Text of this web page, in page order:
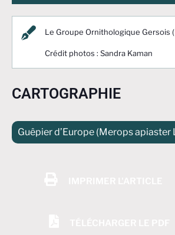
Le Groupe Ornithologique Gersois
Crédit photos : Sandra Kaman
CARTOGRAPHIE
Guêpier d’Europe (Merops apiaster